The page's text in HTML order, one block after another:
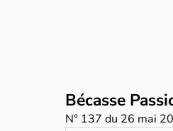
Bécasse
N° 137 du 26 mai